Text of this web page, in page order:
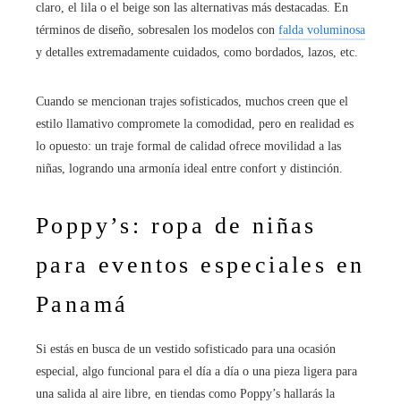
claro, el lila o el beige son las alternativas más destacadas. En
términos de diseño, sobresalen los modelos con falda voluminosa
y detalles extremadamente cuidados, como bordados, lazos, etc.
Cuando se mencionan trajes sofisticados, muchos creen que el
estilo llamativo compromete la comodidad, pero en realidad es
lo opuesto: un traje formal de calidad ofrece movilidad a las
niñas, logrando una armonía ideal entre confort y distinción.
Poppy’s: ropa de niñas
para eventos especiales en
Panamá
Si estás en busca de un vestido sofisticado para una ocasión
especial, algo funcional para el día a día o una pieza ligera para
una salida al aire libre, en tiendas como Poppy’s hallarás la